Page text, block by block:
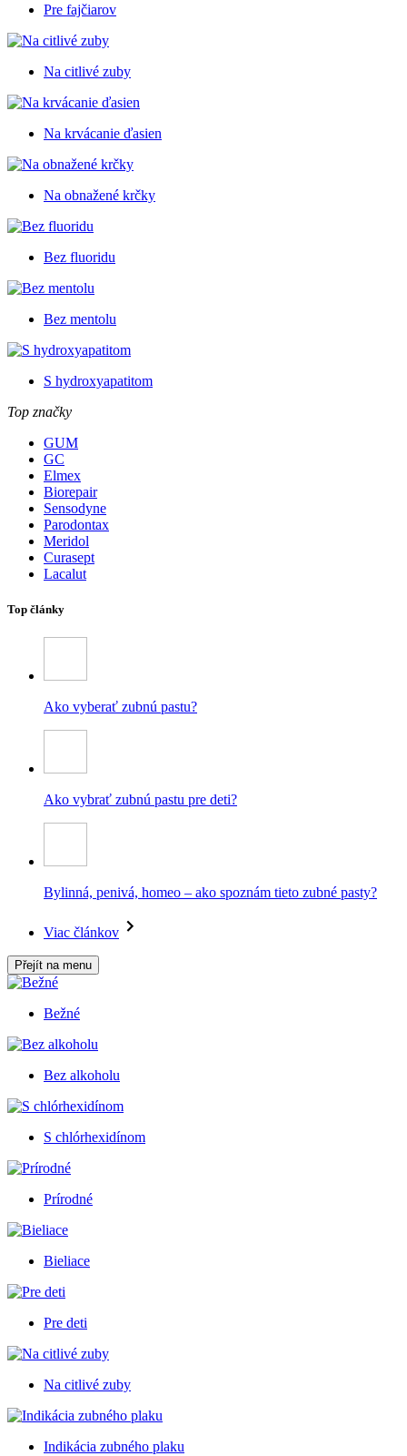
Pre fajčiarov
Na citlivé zuby
Na krvácanie ďasien
Na obnažené krčky
Bez fluoridu
Bez mentolu
S hydroxyapatitom
Top značky
GUM
GC
Elmex
Biorepair
Sensodyne
Parodontax
Meridol
Curasept
Lacalut
Top články
Ako vyberať zubnú pastu?
Ako vybrať zubnú pastu pre deti?
Bylinná, penivá, homeo – ako spoznám tieto zubné pasty?
Viac článkov
Přejít na menu
Bežné
Bez alkoholu
S chlórhexidínom
Prírodné
Bieliace
Pre deti
Na citlivé zuby
Indikácia zubného plaku